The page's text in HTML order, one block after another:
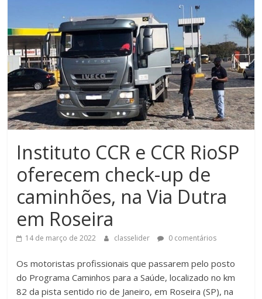
Instituto CCR e CCR RioSP
oferecem check-up de
caminhões, na Via Dutra
em Roseira
14 de março de 2022 classelider 0 comentários
Os motoristas profissionais que passarem pelo posto
do Programa Caminhos para a Saúde, localizado no km
82 da pista sentido rio de Janeiro, em Roseira (SP), na